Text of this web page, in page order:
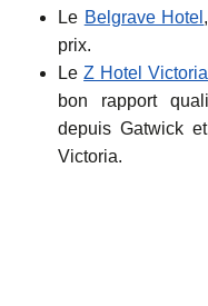
Le Belgrave Hotel
prix.
LeZ Hotel Victoria
bon rapport
depuis Gatwick
Victoria.